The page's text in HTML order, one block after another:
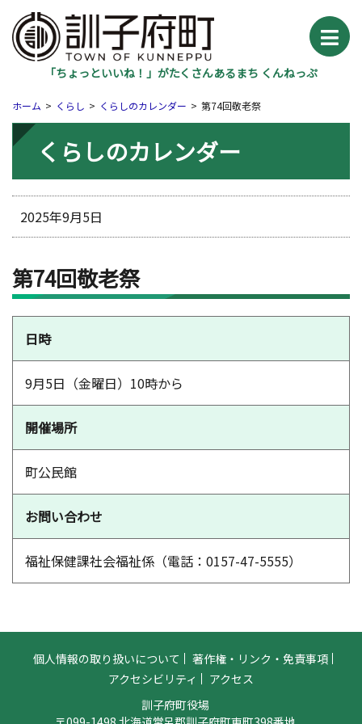
「ちょっといいね！」がたくさんあるまち くんねっぷ
ホーム くらし くらしのカレンダー 第74回敬老祭
くらしのカレンダー
2025年9月5日
第74回敬老祭
日時
9月5日（金曜日）10時から
開催場所
町公民館
お問い合わせ
福祉保健課社会福祉係（電話：0157-47-5555）
個人情報の取り扱いについて
著作権・リンク・免責事項
アクセシビリティ
アクセス
訓子府町役場